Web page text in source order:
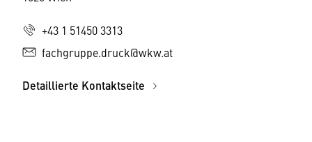
+43 1 51450 3313
fachgruppe.druck@wkw.at
Detaillierte Kontaktseite